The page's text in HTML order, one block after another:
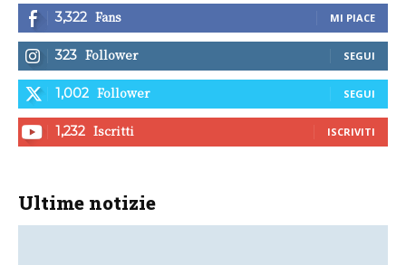
3,322 Fans MI PIACE
323 Follower SEGUI
1,002 Follower SEGUI
1,232 Iscritti ISCRIVITI
Ultime notizie